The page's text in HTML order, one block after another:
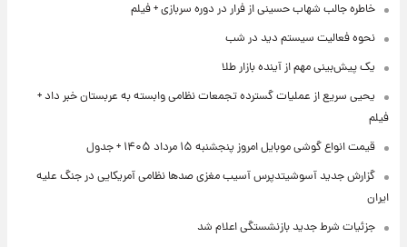
خاطره جالب شهاب حسینی از فرار در دوره سربازی + فیلم
نحوه فعالیت سیستم دید در شب
یک پیش‌بینی مهم از آینده بازار طلا
یحیی سریع از عملیات گسترده تجمعات نظامی وابسته به عربستان خبر داد +
فیلم
قیمت انواع گوشی موبایل امروز پنجشنبه ۱۵ مرداد ۱۴۰۵ + جدول
گزارش جدید آسوشیتدپرس آسیب مغزی صدها نظامی آمریکایی در جنگ علیه
ایران
جزئیات شرط جدید بازنشستگی اعلام شد